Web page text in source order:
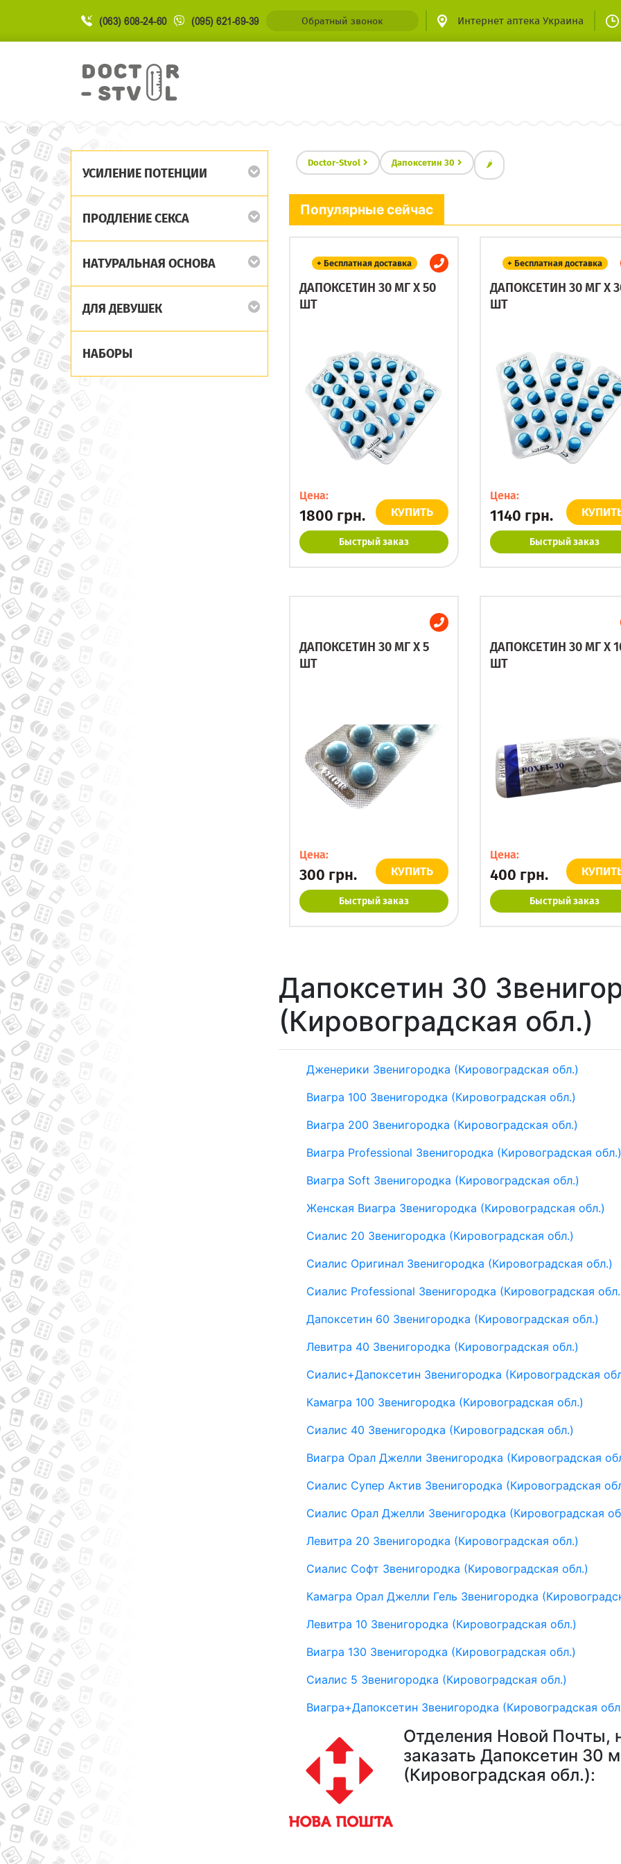
(063) 608-24-60 (095) 621-69-39 Обратный звонок Интернет аптека Украина
УСИЛЕНИЕ ПОТЕНЦИИ
ПРОДЛЕНИЕ СЕКСА
НАТУРАЛЬНАЯ ОСНОВА
ДЛЯ ДЕВУШЕК
НАБОРЫ
Doctor-Stvol Дапоксетин 30 🌶
Популярные сейчас
+ Бесплатная доставка
ДАПОКСЕТИН 30 МГ X 50
ШТ
Цена:
1800 грн. КУПИТЬ
Быстрый заказ
+ Бесплатная доставка
ДАПОКСЕТИН 30 МГ X
ШТ
Цена:
1140 грн.
Быстрый заказ
ДАПОКСЕТИН 30 МГ X 5
ШТ
Цена:
300 грн. КУПИТЬ
Быстрый заказ
ДАПОКСЕТИН 30 МГ X
ШТ
Цена:
400 грн.
Быстрый заказ
Дапоксетин 30
(Кировоградская обл.)
Дженерики Звенигородка (Кировоградская обл.)
Виагра 100 Звенигородка (Кировоградская обл.)
Виагра 200 Звенигородка (Кировоградская обл.)
Виагра Professional Звенигородка (Кировоградская обл.)
Виагра Soft Звенигородка (Кировоградская обл.)
Женская Виагра Звенигородка (Кировоградская обл.)
Сиалис 20 Звенигородка (Кировоградская обл.)
Сиалис Оригинал Звенигородка (Кировоградская обл.)
Сиалис Professional Звенигородка (Кировоградская
Дапоксетин 60 Звенигородка (Кировоградская обл.)
Левитра 40 Звенигородка (Кировоградская обл.)
Сиалис+Дапоксетин Звенигородка (Кировоградская
Камагра 100 Звенигородка (Кировоградская обл.)
Сиалис 40 Звенигородка (Кировоградская обл.)
Виагра Орал Джелли Звенигородка (Кировоградская
Сиалис Супер Актив Звенигородка (Кировоградская
Сиалис Орал Джелли Звенигородка (Кировоградская
Левитра 20 Звенигородка (Кировоградская обл.)
Сиалис Софт Звенигородка (Кировоградская обл.)
Камагра Орал Джелли Гель Звенигородка
Левитра 10 Звенигородка (Кировоградская обл.)
Виагра 130 Звенигородка (Кировоградская обл.)
Сиалис 5 Звенигородка (Кировоградская обл.)
Виагра+Дапоксетин Звенигородка (Кировоградская
Отделения Новой Почты,
заказать Дапоксетин 30
(Кировоградская обл.):